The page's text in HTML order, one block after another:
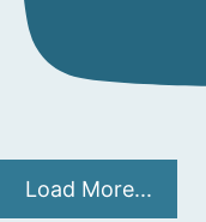
Load More...